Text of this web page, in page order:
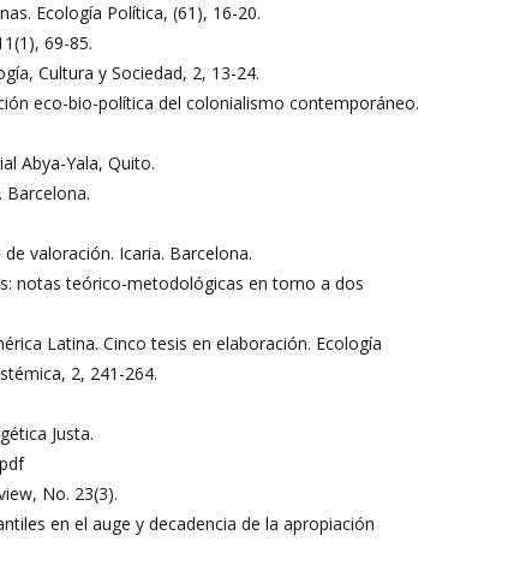
Ecología Política, (61), 16-20.
69-85.
Cultura y Sociedad, 2, 13-24.
eco-bio-política del colonialismo contemporáneo.
Abya-Yala, Quito.
Barcelona.
valoración. Icaria. Barcelona.
notas teórico-metodológicas en torno a dos
Latina. Cinco tesis en elaboración. Ecología
2, 241-264.
Justa.
No. 23(3).
en el auge y decadencia de la apropiación